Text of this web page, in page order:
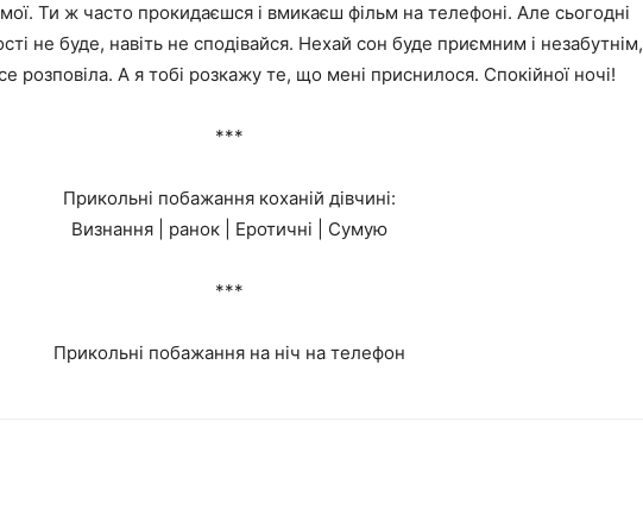
Ти ж часто прокидаєшся і вмикаєш фільм на телефоні. Але сьогодні
не буде, навіть не сподівайся. Нехай сон буде приємним і незабутнім,
розповіла. А я тобі розкажу те, що мені приснилося. Спокійної ночі!
***
Прикольні побажання коханій дівчині:
Визнання | ранок | Еротичні | Сумую
***
Прикольні побажання на ніч на телефон